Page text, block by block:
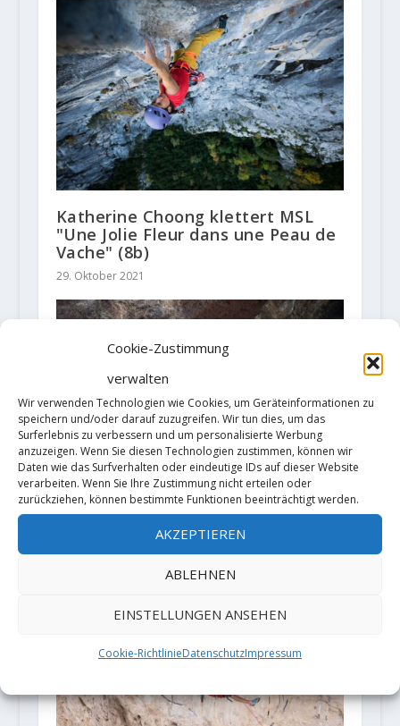
Cookie-Zustimmung
verwalten
Wir verwenden Technologien wie Cookies, um Geräteinformationen zu
speichern und/oder darauf zuzugreifen. Wir tun dies, um das
Surferlebnis zu verbessern und um personalisierte Werbung
anzuzeigen. Wenn Sie diesen Technologien zustimmen, können wir
Daten wie das Surfverhalten oder eindeutige IDs auf dieser Website
verarbeiten. Wenn Sie Ihre Zustimmung nicht erteilen oder
zurückziehen, können bestimmte Funktionen beeinträchtigt werden.
AKZEPTIEREN
ABLEHNEN
EINSTELLUNGEN ANSEHEN
Cookie-RichtlinieDatenschutzImpressum
Katherine Choong klettert MSL
"Une Jolie Fleur dans une Peau de
Vache" (8b)
29. Oktober 2021
Neues aus den Klettergebieten:
Alexander Megos klettert die
härteste Route in Ostdeutschland
14. Juli 2026